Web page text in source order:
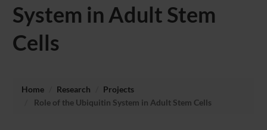
System in Adult Stem
Cells
Home Research
Projects
Role of the Ubiquitin System in Adult Stem Cells